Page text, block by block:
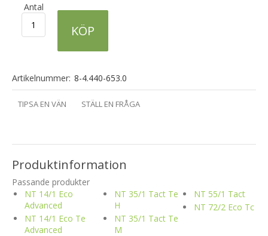
Antal
KÖP
Artikelnummer: 8-4.440-653.0
TIPSA EN VÄN STÄLL EN FRÅGA
Produktinformation
Passande produkter
NT 14/1 Eco
Advanced
NT 14/1 Eco Te
Advanced
NT 35/1 Tact Te
H
NT 35/1 Tact Te
M
NT 55/1 Tact
NT 72/2 Eco Tc